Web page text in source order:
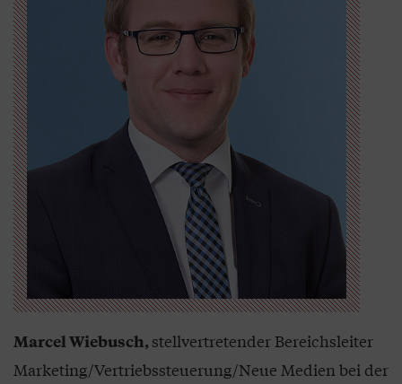
Marcel Wiebusch, stellvertretender Bereichsleiter
Marketing/Vertriebssteuerung/Neue Medien bei der